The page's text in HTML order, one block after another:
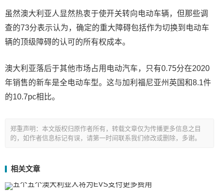
虽然澳大利亚人显然热衷于使开关转向电动车辆，但那些调
查的73分表示认为，确定的重大障碍包括作为切换到电动车
辆的顶级障碍的认可的所有权成本。
澳大利亚落后于其他市场占用电动汽车，只有0.75分在2020
年销售的新车是全电动车型。这与加利福尼亚州英国和8.1件
的10.7pc相比。
郑重声明：本文版权归原作者所有，转载文章仅为传播更多信息之目
的，如作者信息标记有误，请第一时间联系我们修改或删除，多谢。
相关文章